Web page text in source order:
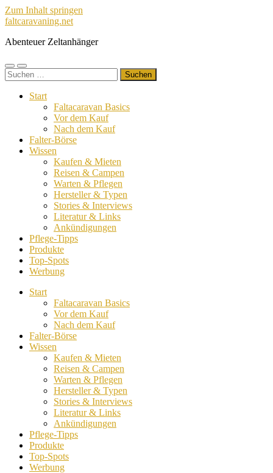
Zum Inhalt springen
faltcaravaning.net
Abenteuer Zeltanhänger
Mobile-
Menü
Suchfeld
ein-/ausblenden
Suchen
nach:
Start
Faltacaravan Basics
Vor dem Kauf
Nach dem Kauf
Falter-Börse
Wissen
Kaufen & Mieten
Reisen & Campen
Warten & Pflegen
Hersteller & Typen
Stories & Interviews
Literatur & Links
Ankündigungen
Pflege-Tipps
Produkte
Top-Spots
Werbung
Start
Faltacaravan Basics
Vor dem Kauf
Nach dem Kauf
Falter-Börse
Wissen
Kaufen & Mieten
Reisen & Campen
Warten & Pflegen
Hersteller & Typen
Stories & Interviews
Literatur & Links
Ankündigungen
Pflege-Tipps
Produkte
Top-Spots
Werbung